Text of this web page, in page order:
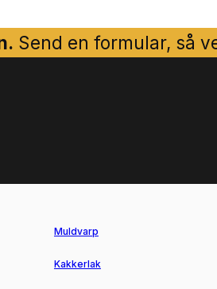
Send en formular, så
Muldvarp
Kakkerlak